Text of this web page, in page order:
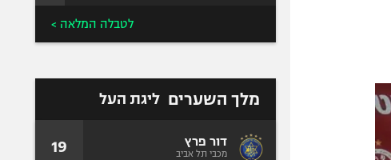
לטבלה המלאה >
מלך השערים ליגת העל
דור פרץ
מכבי תל אביב 19